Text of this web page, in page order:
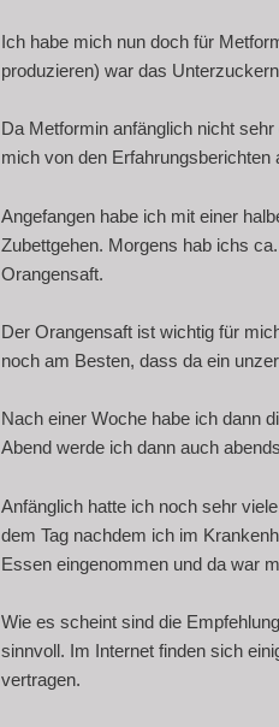
Ich habe mich nun doch für
produzieren) war das
Da Metformin anfänglich nicht
mich von den
Angefangen habe ich mit einer
Zubettgehen. Morgens hab ichs
Orangensaft.
Der Orangensaft ist wichtig für
noch am Besten, dass da ein
Nach einer Woche habe ich dann
Abend werde ich dann auch
Anfänglich hatte ich noch sehr
dem Tag nachdem ich im
Essen eingenommen und da war
Wie es scheint sind die
sinnvoll. Im Internet finden sich
vertragen.